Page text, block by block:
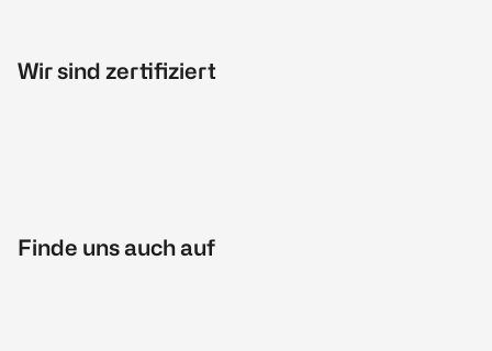
Wir sind zertifiziert
Finde uns auch auf